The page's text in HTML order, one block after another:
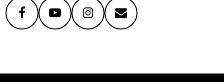
facebookyoutubeinstagrammail